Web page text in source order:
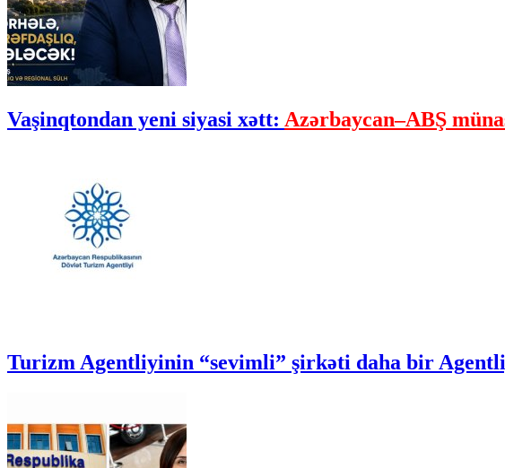
Vaşinqtondan yeni siyasi xətt: Azərbaycan–ABŞ
Turizm Agentliyinin “sevimli” şirkəti daha bir